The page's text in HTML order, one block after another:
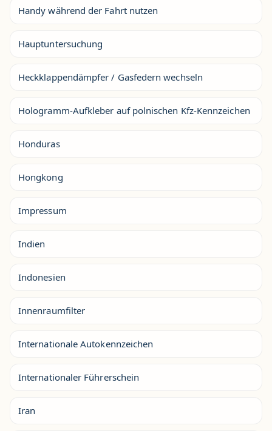
Handy während der Fahrt nutzen
Hauptuntersuchung
Heckklappendämpfer / Gasfedern wechseln
Hologramm-Aufkleber auf polnischen Kfz-Kennzeichen
Honduras
Hongkong
Impressum
Indien
Indonesien
Innenraumfilter
Internationale Autokennzeichen
Internationaler Führerschein
Iran